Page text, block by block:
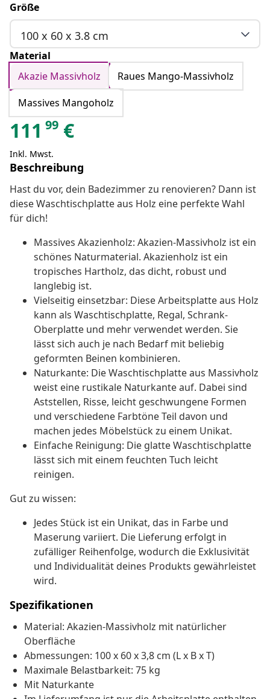
Größe
100 x 60 x 3.8 cm
Material
Akazie Massivholz
Raues Mango-Massivholz
Massives Mangoholz
111 99 €
Inkl. Mwst.
Beschreibung
Hast du vor, dein Badezimmer zu renovieren? Dann ist
diese Waschtischplatte aus Holz eine perfekte Wahl
für dich!
Massives Akazienholz: Akazien-Massivholz ist ein
schönes Naturmaterial. Akazienholz ist ein
tropisches Hartholz, das dicht, robust und
langlebig ist.
Vielseitig einsetzbar: Diese Arbeitsplatte aus Holz
kann als Waschtischplatte, Regal, Schrank-
Oberplatte und mehr verwendet werden. Sie
lässt sich auch je nach Bedarf mit beliebig
geformten Beinen kombinieren.
Naturkante: Die Waschtischplatte aus Massivholz
weist eine rustikale Naturkante auf. Dabei sind
Aststellen, Risse, leicht geschwungene Formen
und verschiedene Farbtöne Teil davon und
machen jedes Möbelstück zu einem Unikat.
Einfache Reinigung: Die glatte Waschtischplatte
lässt sich mit einem feuchten Tuch leicht
reinigen.
Gut zu wissen:
Jedes Stück ist ein Unikat, das in Farbe und
Maserung variiert. Die Lieferung erfolgt in
zufälliger Reihenfolge, wodurch die Exklusivität
und Individualität deines Produkts gewährleistet
wird.
Spezifikationen
Material: Akazien-Massivholz mit natürlicher
Oberfläche
Abmessungen: 100 x 60 x 3,8 cm (L x B x T)
Maximale Belastbarkeit: 75 kg
Mit Naturkante